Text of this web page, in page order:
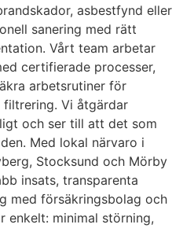
asbestfynd eller
sanering med rätt
Vårt team arbetar
certifierade processer,
arbetsrutiner för
Vi åtgärdar
och ser till att det som
Med lokal närvaro i
Stocksund och Mörby
insats, transparenta
med försäkringsbolag och
enkelt: minimal störning,